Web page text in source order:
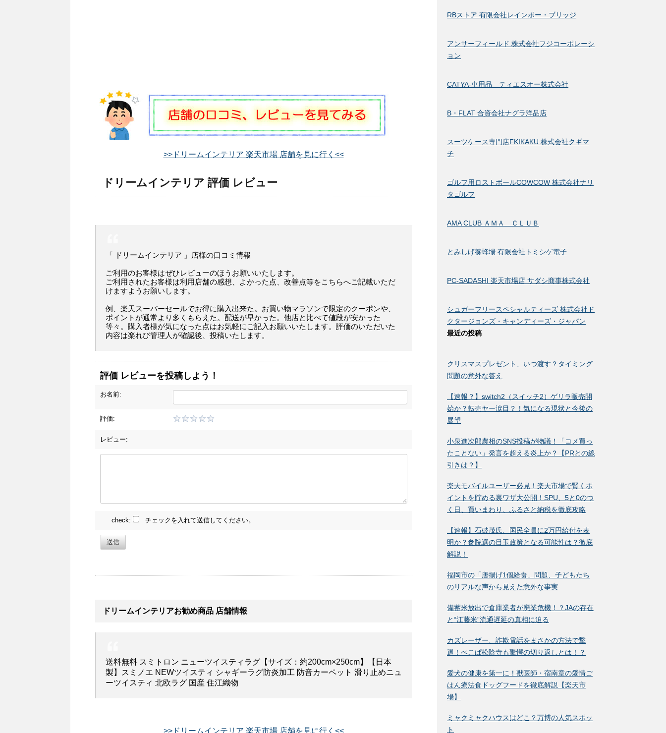
>>ドリームインテリア 楽天市場 店舗を見に行く<<
ドリームインテリア 評価 レビュー
「 ドリームインテリア 」店様の口コミ情報
ご利用のお客様はぜひレビューのほうお願いいたします。
ご利用されたお客様は利用店舗の感想、よかった点、改善点等をこちらへご記載いただ
けますようお願いします。
例、楽天スーパーセールでお得に購入出来た。お買い物マラソンで限定のクーポンや、
ポイントが通常より多くもらえた。配送が早かった。他店と比べて値段が安かった
等々。購入者様が気になった点はお気軽にご記入お願いいたします。評価のいただいた
内容は楽れび管理人が確認後、投稿いたします。
評価 レビューを投稿しよう！
お名前:
評価:
レビュー:
check: チェックを入れて送信してください。
送信
ドリームインテリアお勧め商品 店舗情報
送料無料 スミトロン ニューツイスティラグ【サイズ：約200cm×250cm】【日本
製】スミノエ NEWツイスティ シャギーラグ防炎加工 防音カーペット 滑り止めニュ
ーツイスティ 北欧ラグ 国産 住江織物
>>ドリームインテリア 楽天市場 店舗を見に行く<<
RBストア 有限会社レインボー・ブリッジ
アンサーフィールド 株式会社フジコーポレーシ
ョン
CATYA-車用品 ティエスオー株式会社
B・FLAT 合資会社ナグラ洋品店
スーツケース専門店FKIKAKU 株式会社クギマ
チ
ゴルフ用ロストボールCOWCOW 株式会社ナリ
タゴルフ
AMA CLUB ＡＭＡ ＣＬＵＢ
とみしげ養蜂場 有限会社トミシゲ電子
PC-SADASHI 楽天市場店 サダシ商事株式会社
シュガーフリースペシャルティーズ 株式会社ド
クタージョンズ・キャンディーズ・ジャパン
最近の投稿
クリスマスプレゼント、いつ渡す？タイミング
問題の意外な答え
【速報？】switch2（スイッチ2）ゲリラ販売開
始か？転売ヤー涙目？！気になる現状と今後の
展望
小泉進次郎農相のSNS投稿が物議！「コメ買っ
たことない」発言を超える炎上か？【PRとの線
引きは？】
楽天モバイルユーザー必見！楽天市場で賢くポ
イントを貯める裏ワザ大公開！SPU、5と0のつ
く日、買いまわり、ふるさと納税を徹底攻略
【速報】石破茂氏、国民全員に2万円給付を表
明か？参院選の目玉政策となる可能性は？徹底
解説！
福岡市の「唐揚げ1個給食」問題、子どもたち
のリアルな声から見えた意外な事実
備蓄米放出で倉庫業者が廃業危機！？JAの存在
と“江藤米”流通遅延の真相に迫る
カズレーザー、詐欺電話をまさかの方法で撃
退！ぺこぱ松陰寺も驚愕の切り返しとは！？
愛犬の健康を第一に！獣医師・宿南章の愛情ご
はん療法食ドッグフードを徹底解説【楽天市
場】
ミャクミャクハウスはどこ？万博の人気スポッ
ト